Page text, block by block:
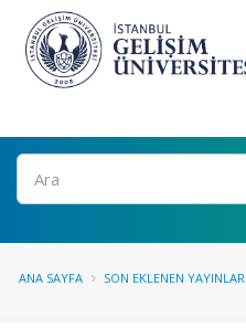
Ara
ANA SAYFA SON EKLENEN YAYINLAR